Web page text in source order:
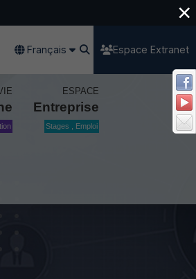
Français Espace Extranet
ESPACE
Entreprise
Stages , Emploi
×